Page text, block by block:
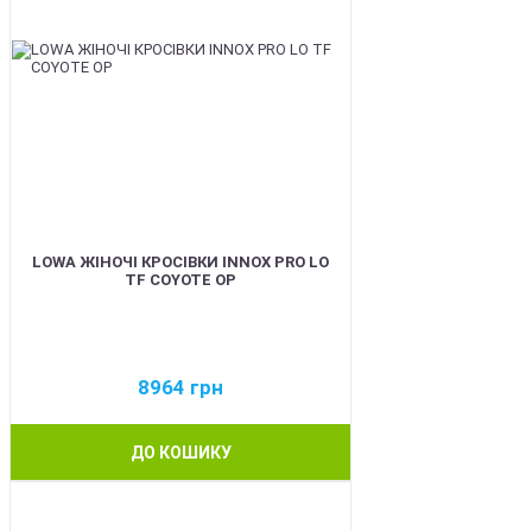
LOWA ЖІНОЧІ КРОСІВКИ INNOX PRO LO
TF COYOTE OP
8964 грн
ДО КОШИКУ